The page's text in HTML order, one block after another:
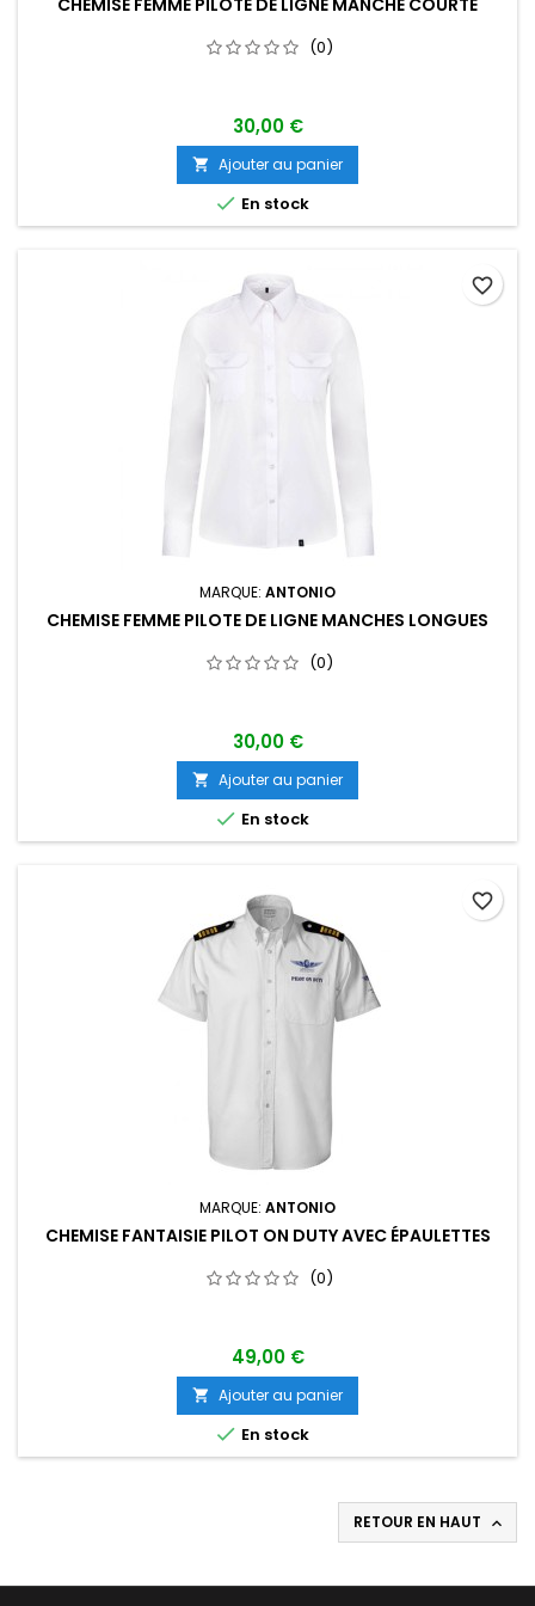
CHEMISE FEMME PILOTE DE LIGNE MANCHE COURTE
(0)
30,00 €
 Ajouter au panier
 En stock
MARQUE: ANTONIO
CHEMISE FEMME PILOTE DE LIGNE MANCHES LONGUES
(0)
30,00 €
 Ajouter au panier
 En stock
favorite_border
MARQUE: ANTONIO
CHEMISE FANTAISIE PILOT ON DUTY AVEC ÉPAULETTES
(0)
49,00 €
 Ajouter au panier
 En stock
favorite_border
RETOUR EN HAUT 